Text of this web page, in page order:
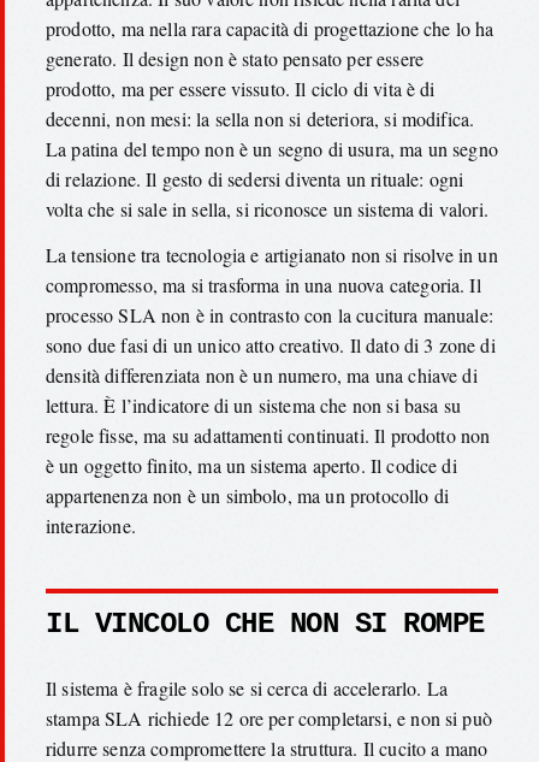
prodotto, ma nella rara capacità di progettazione che lo ha
generato. Il design non è stato pensato per essere
prodotto, ma per essere vissuto. Il ciclo di vita è di
decenni, non mesi: la sella non si deteriora, si modifica.
La patina del tempo non è un segno di usura, ma un segno
di relazione. Il gesto di sedersi diventa un rituale: ogni
volta che si sale in sella, si riconosce un sistema di valori.
La tensione tra tecnologia e artigianato non si risolve in un
compromesso, ma si trasforma in una nuova categoria. Il
processo SLA non è in contrasto con la cucitura manuale:
sono due fasi di un unico atto creativo. Il dato di 3 zone di
densità differenziata non è un numero, ma una chiave di
lettura. È l’indicatore di un sistema che non si basa su
regole fisse, ma su adattamenti continuati. Il prodotto non
è un oggetto finito, ma un sistema aperto. Il codice di
appartenenza non è un simbolo, ma un protocollo di
interazione.
IL VINCOLO CHE NON SI ROMPE
Il sistema è fragile solo se si cerca di accelerarlo. La
stampa SLA richiede 12 ore per completarsi, e non si può
ridurre senza compromettere la struttura. Il cucito a mano